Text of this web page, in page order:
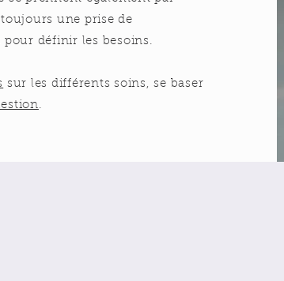
une prise de
pour définir les besoins.
sur les différents soins, se baser
.